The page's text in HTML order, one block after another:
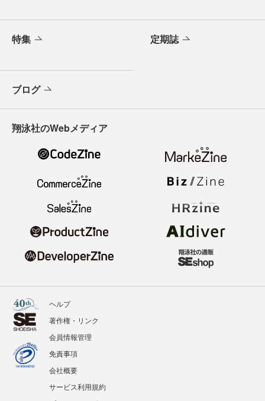
特集 定期誌
ブログ
翔泳社のWebメディア
ヘルプ
著作権・リンク
会員情報管理
免責事項
会社概要
サービス利用規約